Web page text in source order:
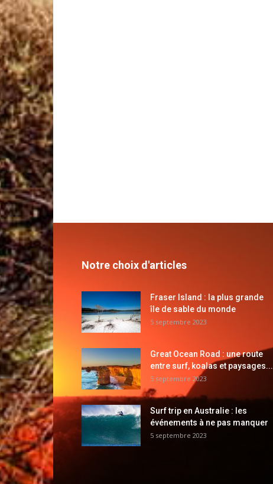
Notre choix d'articles
Fraser Island : la plus grande
île de sable du monde
5 septembre 2023
Great Ocean Road : une route
entre surf, koalas et paysages...
5 septembre 2023
Surf trip en Australie : les
événements à ne pas manquer
5 septembre 2023